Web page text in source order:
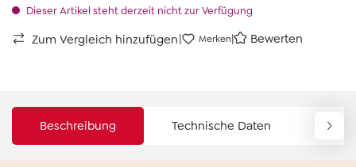
Dieser Artikel steht derzeit nicht zur Verfügung
Zum Vergleich hinzufügen| Merken| Bewerten
Beschreibung Technische Daten